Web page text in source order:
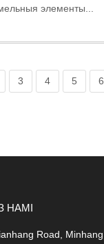
элементы...
3 4 5 6
НАМІ
Road, Minhang